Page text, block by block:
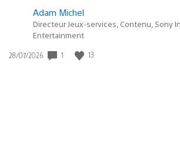
Adam Michel
Directeur Jeux-services, Contenu, Sony
Entertainment
Date
28/07/2026 1 13